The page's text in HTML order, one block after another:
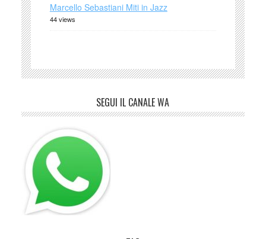
Marcello Sebastiani Miti in Jazz
44 views
SEGUI IL CANALE WA